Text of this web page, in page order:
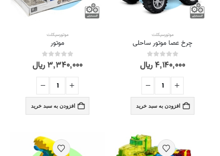
موتورسیکلت
چرخ عصا موتور ساحلی
۴,۱۴۰,۰۰۰ریال
افزودن به سبد خرید
موتورسیکلت
موتور
۳,۳۴۰,۰۰۰ریال
افزودن به سبد خرید